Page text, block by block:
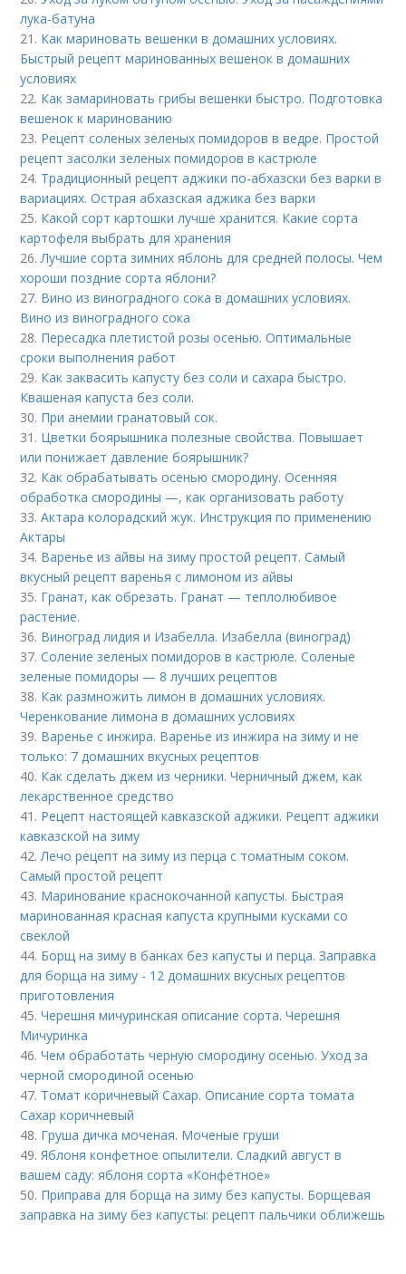
лука-батуна
21. Как мариновать вешенки в домашних условиях.
Быстрый рецепт маринованных вешенок в домашних
условиях
22. Как замариновать грибы вешенки быстро. Подготовка
вешенок к маринованию
23. Рецепт соленых зеленых помидоров в ведре. Простой
рецепт засолки зеленых помидоров в кастрюле
24. Традиционный рецепт аджики по-абхазски без варки в
вариациях. Острая абхазская аджика без варки
25. Какой сорт картошки лучше хранится. Какие сорта
картофеля выбрать для хранения
26.Лучшие сорта зимних яблонь для средней полосы. Чем
хороши поздние сорта яблони?
27. Вино из виноградного сока в домашних условиях.
Вино из виноградного сока
28. Пересадка плетистой розы осенью. Оптимальные
сроки выполнения работ
29. Как заквасить капусту без соли и сахара быстро.
Квашеная капуста без соли.
30. При анемии гранатовый сок.
31. Цветки боярышника полезные свойства. Повышает
или понижает давление боярышник?
32. Как обрабатывать осенью смородину. Осенняя
обработка смородины —, как организовать работу
33.Актара колорадский жук. Инструкция по применению
Актары
34. Варенье из айвы на зиму простой рецепт. Самый
вкусный рецепт варенья с лимоном из айвы
35. Гранат, как обрезать. Гранат — теплолюбивое
растение.
36. Виноград лидия и Изабелла. Изабелла (виноград)
37.Соление зеленых помидоров в кастрюле. Соленые
зеленые помидоры — 8 лучших рецептов
38. Как размножить лимон в домашних условиях.
Черенкование лимона в домашних условиях
39. Варенье с инжира. Варенье из инжира на зиму и не
только: 7 домашних вкусных рецептов
40. Как сделать джем из черники. Черничный джем, как
лекарственное средство
41. Рецепт настоящей кавказской аджики. Рецепт аджики
кавказской на зиму
42.Лечо рецепт на зиму из перца с томатным соком.
Самый простой рецепт
43. Маринование краснокочанной капусты. Быстрая
маринованная красная капуста крупными кусками со
свеклой
44. Борщ на зиму в банках без капусты и перца. Заправка
для борща на зиму - 12 домашних вкусных рецептов
приготовления
45.Черешня мичуринская описание сорта. Черешня
Мичуринка
46.Чем обработать черную смородину осенью. Уход за
черной смородиной осенью
47. Томат коричневый Сахар. Описание сорта томата
Сахар коричневый
48. Груша дичка моченая. Моченые груши
49.Яблоня конфетное опылители. Сладкий август в
вашем саду: яблоня сорта «Конфетное»
50. Приправа для борща на зиму без капусты. Борщевая
заправка на зиму без капусты: рецепт пальчики оближешь